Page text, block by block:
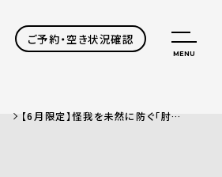
ご予約・空き状況確認
MENU
【6月限定】怪我を未然に防ぐ「肘の健康診断」強化月間のお知らせ